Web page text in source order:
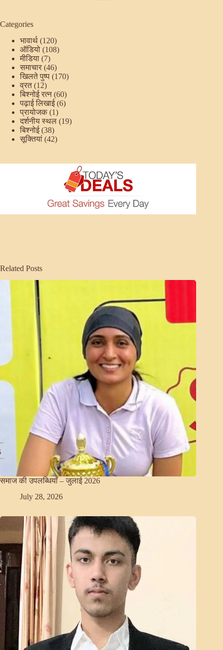
Categories
भावार्थ (120)
ऑडियो (108)
मीडिया (7)
समाचार (46)
खिलते पुष्प (170)
व्रत(12)
बिश्नोई रत्न(60)
पढ़ाई लिखाई(6)
प्रायोजक (1)
दर्शनीय स्थल (19)
बिश्नोई(38)
सूक्तियां (42)
Related Posts
समाज की उपलब्धियाँ – जुलाई 2026
July 28, 2026